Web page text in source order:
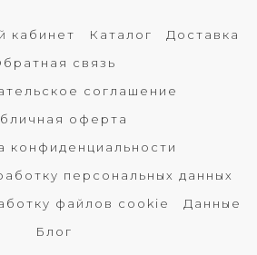
кабинет Каталог
Доставка
связь
соглашение
оферта
конфиденциальности
персональных данных
файлов cookie
Данные
Блог